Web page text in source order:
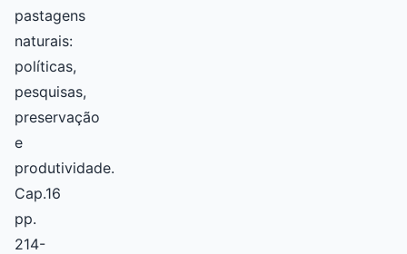
pastagens
naturais:
políticas,
pesquisas,
preservação
e
produtividade.
Cap.16
pp.
214-